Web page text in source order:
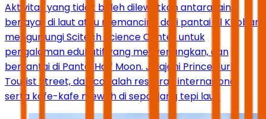
Aktivitas yang tidak boleh dilewatkan antara lain:
berlayar di laut atau memancing dari pantai Al Khobar,
mengunjungi Scitech Science Center untuk
pengalaman edukatif yang menyenangkan, dan
bersantai di Pantai Half Moon. Jelajahi Prince Turki
Tourist Street, dan cobalah restoran internasional
serta kafe-kafe mewah di sepanjang tepi laut.